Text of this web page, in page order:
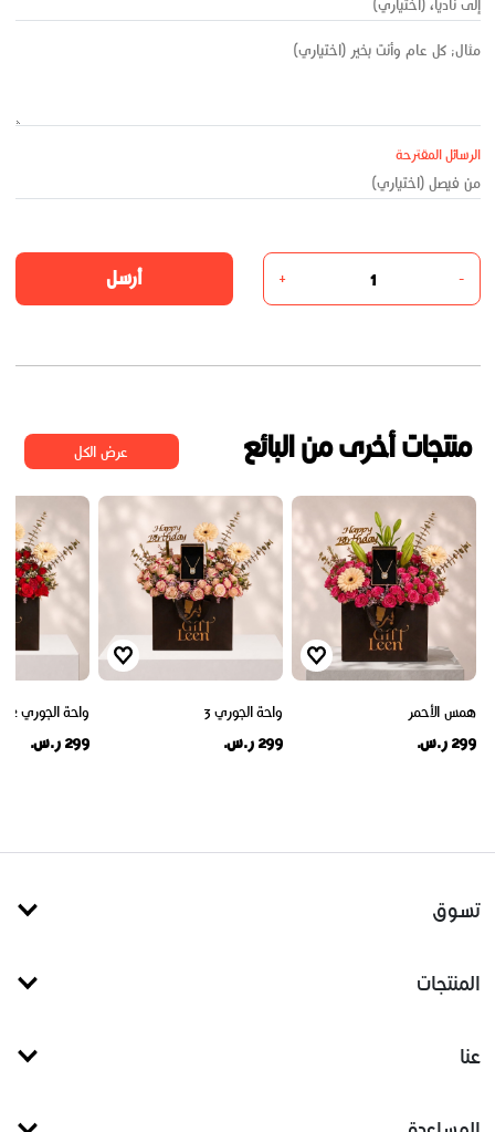
الرسائل المقترحة
-
+ أرسل
منتجات أخرى من البائع عرض الكل
همس الأحمر
299 ر.س.
​واحة الجوري 3
299 ر.س.
​واحة الجوري 2
299 ر.س.
تسوق
المنتجات
عنا